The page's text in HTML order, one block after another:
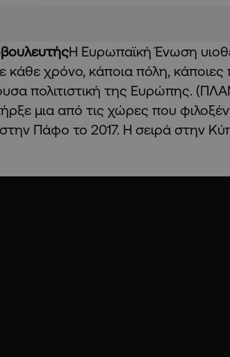
Η Ευρωπαϊκή Ένωση
κάθε χρόνο, κάποια πόλη, κάποιες
πολιτιστική της Ευρώπης.
μια από τις χώρες που
Πάφο το 2017. Η σειρά στην